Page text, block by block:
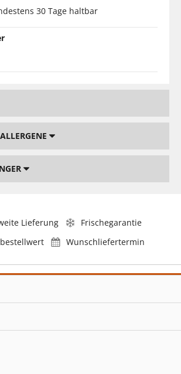
30 Tage haltbar
Lieferung
Frischegarantie
Wunschliefertermin